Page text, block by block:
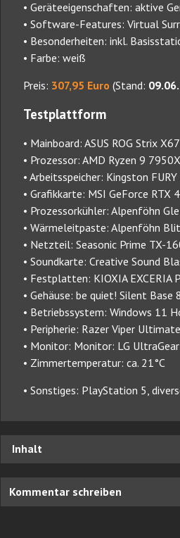
• Geräteeigenschaften: aktive
• Software-Features: Virtual
• Besonderheiten: inkl.
• Farbe: weiß
Preis: 307,95 Euro (Stand:
Testplattform
• Mainboard: ASUS ROG Strix
• Prozessor: AMD Ryzen 9 7950X
• Arbeitsspeicher: Kingston
• Grafikkarte: MSI GeForce RTX
• Prozessorkühler: Alpenföhn
• Wärmeleitpaste: Alpenföhn
• Netzteil: Seasonic Prime TX-
• Soundkarte: Creative Sound
• Festplatten: KIOXIA EXCERIA
• Gehäuse: be quiet! Silent Base
• Betriebssystem: Windows 11
• Peripherie: Razer Viper
• Monitor: Monitor: LG
• Zimmertemperatur: ca. 21°C
• Sonstiges: PlayStation 5,
Inhalt
Kommentar schreiben